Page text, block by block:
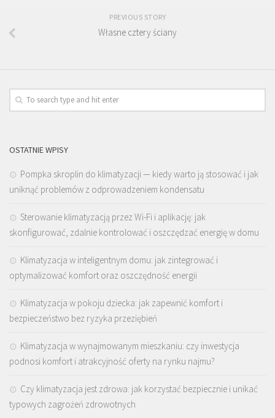
PREVIOUS STORY
Własne cztery ściany
OSTATNIE WPISY
Pompka skroplin do klimatyzacji — kiedy warto ją stosować i jak
uniknąć problemów z odprowadzeniem kondensatu
Sterowanie klimatyzacją przez Wi-Fi i aplikację: jak
skonfigurować, zdalnie kontrolować i oszczędzać energię w domu
Klimatyzacja w inteligentnym domu: jak zintegrować i
optymalizować komfort oraz oszczędność energii
Klimatyzacja w pokoju dziecka: jak zapewnić komfort i
bezpieczeństwo bez ryzyka przeziębień
Klimatyzacja w wynajmowanym mieszkaniu: czy inwestycja
podnosi komfort i atrakcyjność oferty na rynku najmu?
Czy klimatyzacja jest zdrowa: jak korzystać bezpiecznie i unikać
typowych zagrożeń zdrowotnych